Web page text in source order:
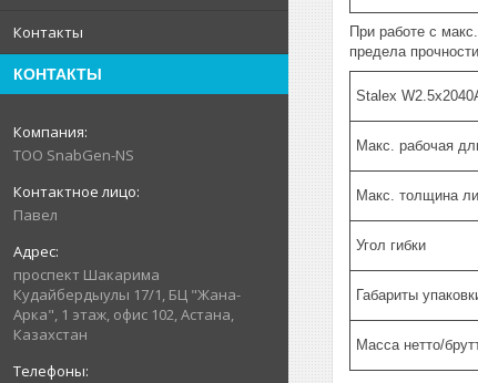
Контакты
КОНТАКТЫ
ТОО SnabGen-NS
Павел
проспект Шакарима
Кудайбердыулы 17/1, БЦ "Жана-
Арка", 1 этаж, офис 102, Астана,
Казахстан
При работе с
предела
Stalex
Макс. рабочая
Макс. толщина
Угол гибки
Габариты
Масса нетто/